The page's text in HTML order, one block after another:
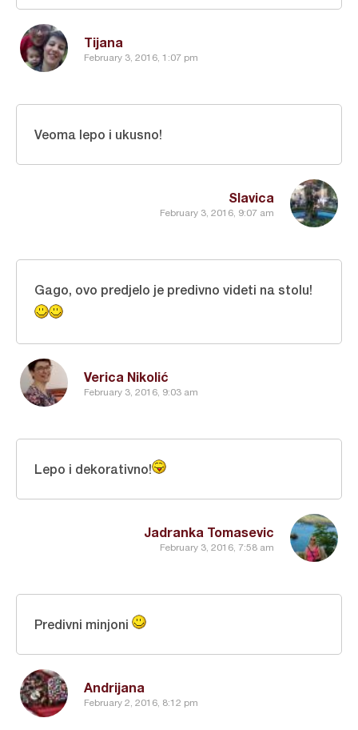
Tijana
February 3, 2016, 1:07 pm
Slavica
February 3, 2016, 9:07 am
Veoma lepo i ukusno!
Verica Nikolić
February 3, 2016, 9:03 am
Gago, ovo predjelo je predivno videti na stolu!
Jadranka Tomasevic
February 3, 2016, 7:58 am
Lepo i dekorativno!
Andrijana
February 2, 2016, 8:12 pm
Predivni minjoni